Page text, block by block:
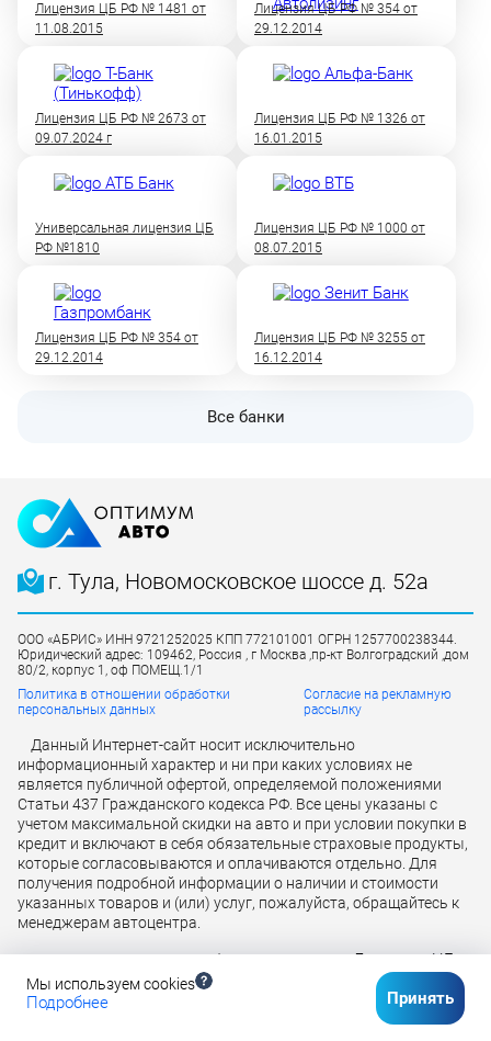
Лицензия ЦБ РФ № 1481 от
11.08.2015
Лицензия ЦБ РФ № 354 от
29.12.2014
Лицензия ЦБ РФ № 2673 от
09.07.2024 г
Лицензия ЦБ РФ № 1326 от
16.01.2015
Универсальная лицензия ЦБ
РФ №1810
Лицензия ЦБ РФ № 1000 от
08.07.2015
Лицензия ЦБ РФ № 354 от
29.12.2014
Лицензия ЦБ РФ № 3255 от
16.12.2014
Все банки
г. Тула, Новомосковское шоссе д. 52а
ООО «АБРИС» ИНН 9721252025 КПП 772101001 ОГРН 1257700238344.
Юридический адрес: 109462, Россия , г Москва ,пр-кт Волгоградский ,дом
80/2, корпус 1, оф ПОМЕЩ.1/1
Политика в отношении обработки
персональных данных
Согласие на рекламную
рассылку
Данный Интернет-сайт носит исключительно
информационный характер и ни при каких условиях не
является публичной офертой, определяемой положениями
Статьи 437 Гражданского кодекса РФ. Все цены указаны с
учетом максимальной скидки на авто и при условии покупки в
кредит и включают в себя обязательные страховые продукты,
которые согласовываются и оплачиваются отдельно. Для
получения подробной информации о наличии и стоимости
указанных товаров и (или) услуг, пожалуйста, обращайтесь к
менеджерам автоцентра.
Кредит предоставляется банком АО «ТБанк»Лицензия ЦБ
РФ № 2673 от 09.07.2024 г
Мы используем cookies
Подробнее Принять